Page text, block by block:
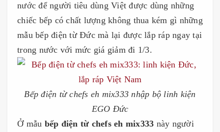
nước để người tiêu dùng Việt được dùng những
chiếc bếp có chất lượng không thua kém gì những
mẫu bếp điện từ Đức mà lại được lắp ráp ngay tại
trong nước với mức giá giảm đi 1/3.
Bếp điện từ chefs eh mix333 nhập bộ linh kiện
EGO Đức
Ở mẫu bếp điện từ chefs eh mix333 này người